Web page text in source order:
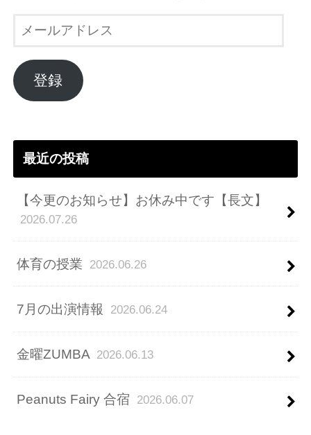
ル
ア
ド
登録
最近の投稿
【今更のお知らせ】お休み中です【長文】
2026.07.26
体育の授業 2026.06.26
7月の出演情報 2026.06.24
金曜ZUMBA 2026.06.13
Peanuts Fairy 合宿 2026.06.07